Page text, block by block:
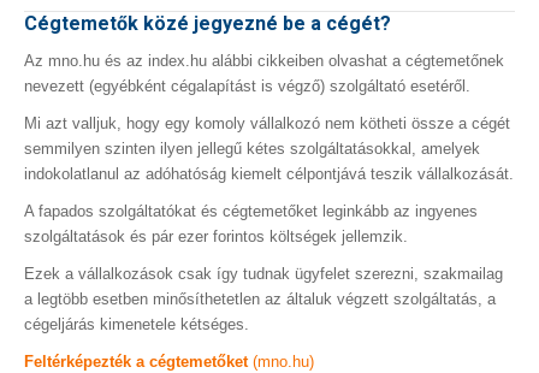
Cégtemetők közé jegyezné be a cégét?
Az mno.hu és az index.hu alábbi cikkeiben olvashat a cégtemetőnek
nevezett (egyébként cégalapítást is végző) szolgáltató esetéről.
Mi azt valljuk, hogy egy komoly vállalkozó nem kötheti össze a cégét
semmilyen szinten ilyen jellegű kétes szolgáltatásokkal, amelyek
indokolatlanul az adóhatóság kiemelt célpontjává teszik vállalkozását.
A fapados szolgáltatókat és cégtemetőket leginkább az ingyenes
szolgáltatások és pár ezer forintos költségek jellemzik.
Ezek a vállalkozások csak így tudnak ügyfelet szerezni, szakmailag
a legtöbb esetben minősíthetetlen az általuk végzett szolgáltatás, a
cégeljárás kimenetele kétséges.
Feltérképezték a cégtemetőket (mno.hu)